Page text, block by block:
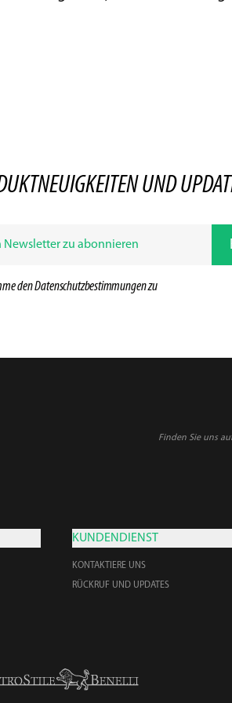
UND
denDatenschutzbestimmungen zu
Finden Sie uns
KUNDENDIENST
KONTAKTIERE UNS
RÜCKRUF UND UPDATES